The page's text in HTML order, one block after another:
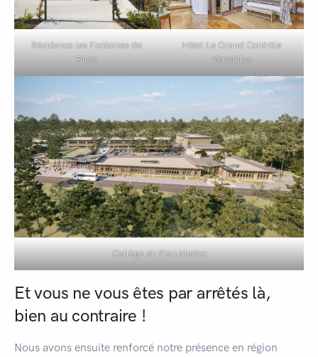
Résidence les Fontaines de
Picot
Hôtel Le Grand Contrôle
Versailles
Collège du Pian Medoc
Et vous ne vous êtes par arrêtés là,
bien au contraire !
Nous avons ensuite renforcé notre présence en région